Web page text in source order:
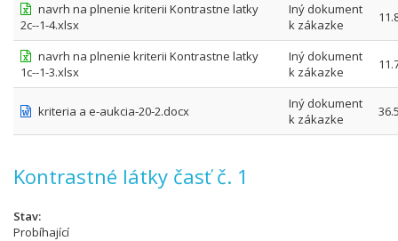
navrh na plnenie kriterii Kontrastne latky
2c--1-4.xlsx
Iný dokument
k zákazke
navrh na plnenie kriterii Kontrastne latky
1c--1-3.xlsx
Iný dokument
k zákazke
kriteria a e-aukcia-20-2.docx
Iný dokument
k zákazke
Kontrastné látky časť č. 1
Stav
Probíhající